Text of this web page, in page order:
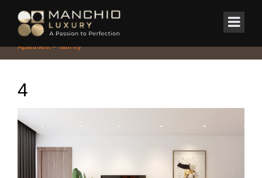
Home/CHUNG CƯ - PENTHOUSE - DUPLEX
Tòa nhà Building
Apartment – Tam Kỳ
4